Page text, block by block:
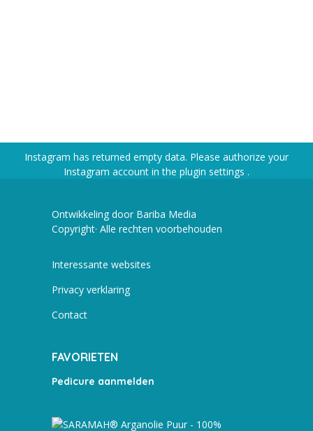
Instagram has returned empty data. Please authorize your
Instagram account in the plugin settings .
Ontwikkeling door Bariba Media
Copyright· Alle rechten voorbehouden
Interessante websites
Privacy verklaring
Contact
FAVORIETEN
Pedicure aanmelden